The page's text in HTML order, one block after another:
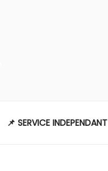
📌 SERVICE INDEPENDANT